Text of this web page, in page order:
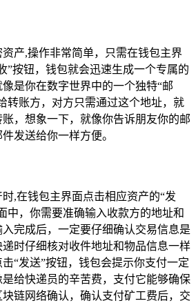
产,操作非常简单，只需在钱包主界
”按钮，钱包就会迅速生成一个专属的
是你在数字世界中的一个独特“邮
转账方，对方只需通过这个地址，就
，想象一下，就像你告诉朋友你的邮
发送给你一样方便。
,在钱包主界面点击相应资产的“发
中，你需要准确输入收款方的地址和
完成后，一定要仔细确认交易信息是
时仔细核对收件地址和物品信息一样
“发送”按钮，钱包会提示你支付一定
给快递员的辛苦费，支付它能够确保
链网络确认，确认支付矿工费后，交